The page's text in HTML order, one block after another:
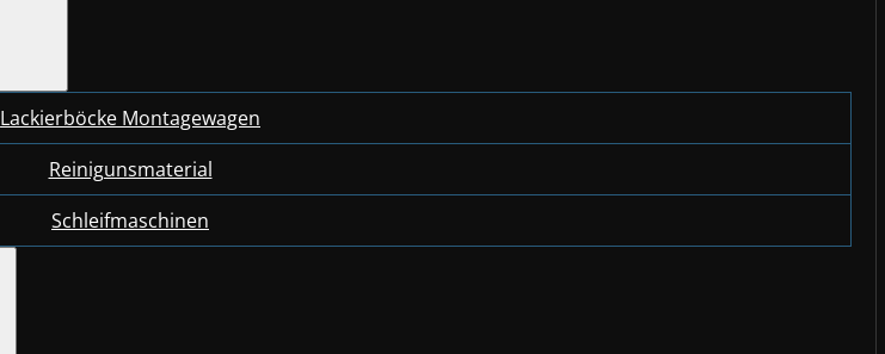
Lackierböcke Montagewagen
Reinigunsmaterial
Schleifmaschinen